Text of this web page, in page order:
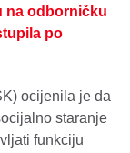
na odborničku
po
ocijenila je da
staranje
funkciju